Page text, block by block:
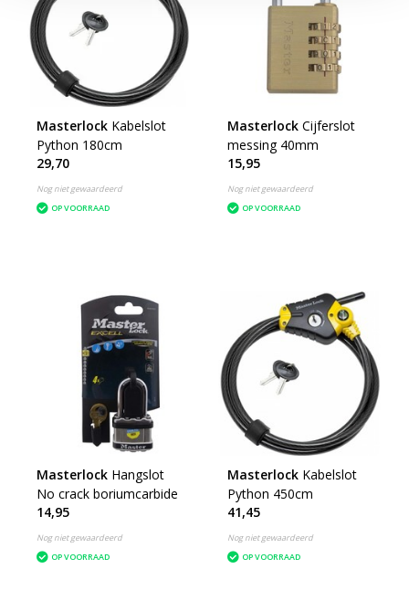
Masterlock Kabelslot
Python 180cm
29,70
Nog niet gewaardeerd
OP VOORRAAD
Masterlock Cijferslot
messing 40mm
15,95
Nog niet gewaardeerd
OP VOORRAAD
Masterlock Hangslot
No crack boriumcarbide
14,95
Nog niet gewaardeerd
OP VOORRAAD
Masterlock Kabelslot
Python 450cm
41,45
Nog niet gewaardeerd
OP VOORRAAD